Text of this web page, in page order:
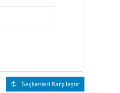
Seçilenleri Karşılaştır